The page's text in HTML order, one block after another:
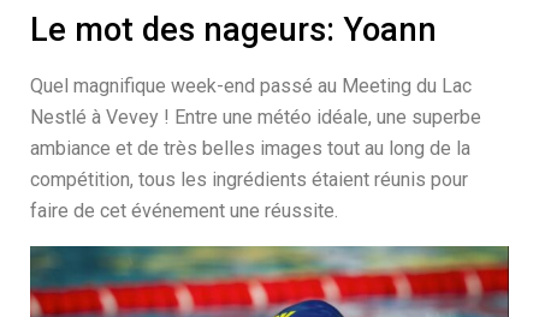
Le mot des nageurs: Yoann
Quel magnifique week-end passé au Meeting du Lac
Nestlé à Vevey ! Entre une météo idéale, une superbe
ambiance et de très belles images tout au long de la
compétition, tous les ingrédients étaient réunis pour
faire de cet événement une réussite.